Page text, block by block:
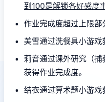
到100是解锁各好感度
作业完成度超过上限部
美雪通过洗餐具小游戏
莉音通过课外研究（捕
获得作业完成度。
结衣通过算术题小游戏